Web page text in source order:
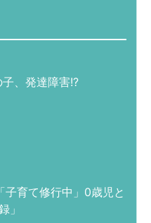
、発達障害!?
子育て修行中」0歳児と
」